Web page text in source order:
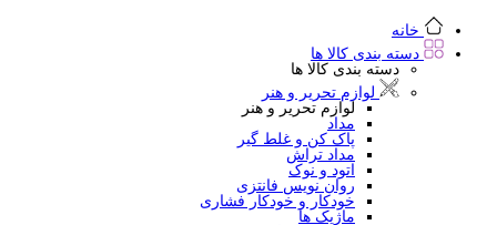
خانه
دسته بندی کالا ها
دسته بندی کالا ها
لوازم تحریر و هنر
لوازم تحریر و هنر
مداد
پاک کن و غلط گیر
مداد تراش
اتود و نوک
روان نویس فانتزی
خودکار و خودکار فشاری
ماژیک ها